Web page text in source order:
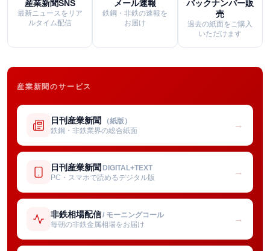
産業新聞SNS
最新ニュースをリア
ルタイム配信
メール速報
鉄鋼・非鉄の速報を
お届け
バックナンバー販
売
過去の紙面をご購入
いただけます
産業新聞のサービス
日刊産業新聞 （紙版）
鉄鋼・非鉄業界の総合紙面
→
日刊産業新聞 DIGITAL+TEXT
PC・スマホで読めるデジタル版
→
非鉄相場配信/ モーニングコール
毎朝の非鉄金属相場をお届け
→